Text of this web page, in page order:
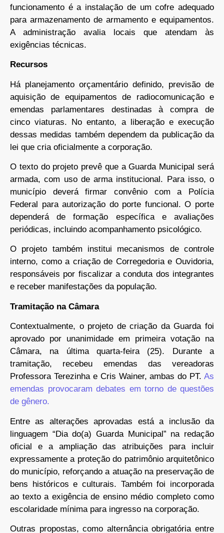
funcionamento é a instalação de um cofre adequado
para armazenamento de armamento e equipamentos.
A administração avalia locais que atendam às
exigências técnicas.
Recursos
Há planejamento orçamentário definido, previsão de
aquisição de equipamentos de radiocomunicação e
emendas parlamentares destinadas à compra de
cinco viaturas. No entanto, a liberação e execução
dessas medidas também dependem da publicação da
lei que cria oficialmente a corporação.
O texto do projeto prevê que a Guarda Municipal será
armada, com uso de arma institucional. Para isso, o
município deverá firmar convênio com a Polícia
Federal para autorização do porte funcional. O porte
dependerá de formação específica e avaliações
periódicas, incluindo acompanhamento psicológico.
O projeto também institui mecanismos de controle
interno, como a criação de Corregedoria e Ouvidoria,
responsáveis por fiscalizar a conduta dos integrantes
e receber manifestações da população.
Tramitação na Câmara
Contextualmente, o projeto de criação da Guarda foi
aprovado por unanimidade em primeira votação na
Câmara, na última quarta-feira (25). Durante a
tramitação, recebeu emendas das vereadoras
Professora Terezinha e Cris Wainer, ambas do PT. As
emendas provocaram debates em torno de questões
de gênero.
Entre as alterações aprovadas está a inclusão da
linguagem “Dia do(a) Guarda Municipal” na redação
oficial e a ampliação das atribuições para incluir
expressamente a proteção do patrimônio arquitetônico
do município, reforçando a atuação na preservação de
bens históricos e culturais. Também foi incorporada
ao texto a exigência de ensino médio completo como
escolaridade mínima para ingresso na corporação.
Outras propostas, como alternância obrigatória entre